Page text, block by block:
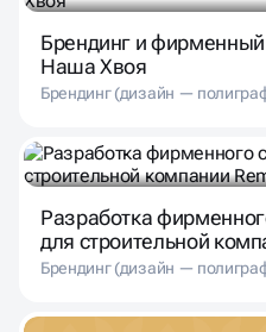
Брендинг и фирменный
Наша Хвоя
Брендинг (дизайн —
Разработка
для строительной
Брендинг (дизайн —